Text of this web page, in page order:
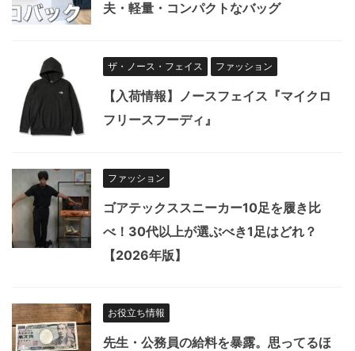
夫・軽量・コンパクトなバッグ
ザ・ノース・フェイス ファッション
【入荷情報】ノースフェイス『マイクロ
フリースフーディ』
ファッション
ゴアテックススニーカー10足を履き比
べ！30代以上が選ぶべき1足はどれ？
【2026年版】
お役立ち情報
先生・公務員の給料を暴露。思ってるほ